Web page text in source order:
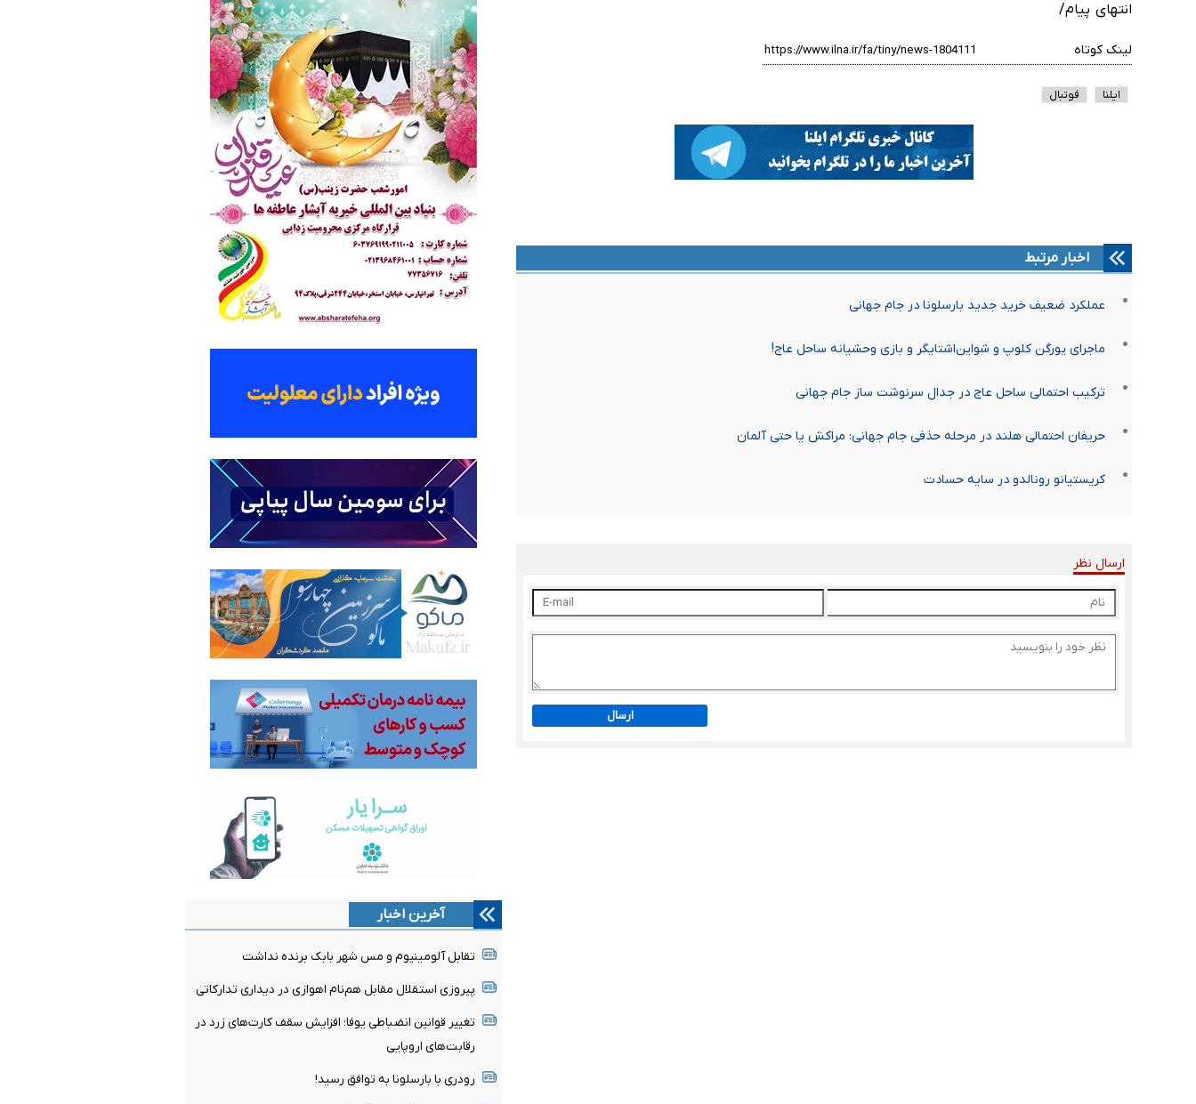
انتهای پیام/
لینک کوتاه
ایلنا فوتبال
اخبار مرتبط
عملکرد ضعیف خرید جدید بارسلونا در جام جهانی
ماجرای یورگن کلوپ و شواین‌اشتایگر و بازی وحشیانه ساحل عاج!
ترکیب احتمالی ساحل عاج در جدال سرنوشت ساز جام جهانی
حریفان احتمالی هلند در مرحله حذفی جام جهانی: مراکش یا حتی آلمان
کریستیانو رونالدو در سایه حسادت
ارسال نظر
ارسال
آخرین اخبار
تقابل آلومینیوم و مس شهر بابک برنده نداشت
پیروزی استقلال مقابل هم‌نام اهوازی در دیداری تدارکاتی
تغییر قوانین انضباطی یوفا؛ افزایش سقف کارت‌های زرد در
رقابت‌های اروپایی
رودری با بارسلونا به توافق رسید!